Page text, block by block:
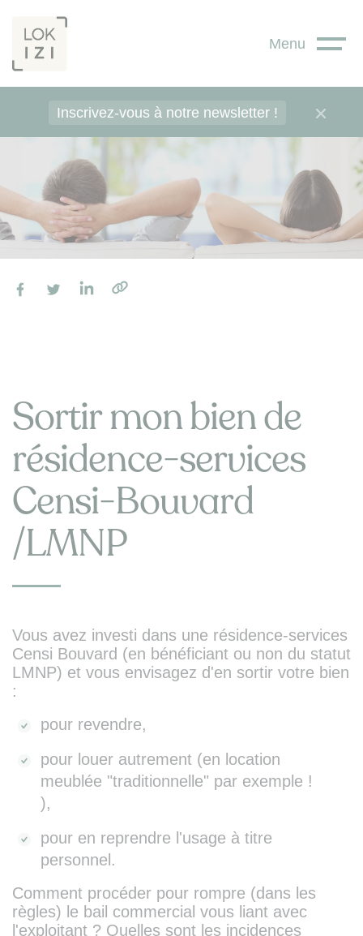
Menu
Inscrivez-vous à notre newsletter !
Facebook
TwitterLinkedIn
Sortir mon bien de
résidence-services
Censi-Bouvard
/LMNP
Vous avez investi dans une résidence-services
Censi Bouvard (en bénéficiant ou non du statut
LMNP) et vous envisagez d'en sortir votre bien
:
pour revendre,
pour louer autrement (en location
meublée "traditionnelle" par exemple !
),
pour en reprendre l'usage à titre
personnel.
Comment procéder pour rompre (dans les
règles) le bail commercial vous liant avec
l'exploitant ? Quelles sont les incidences